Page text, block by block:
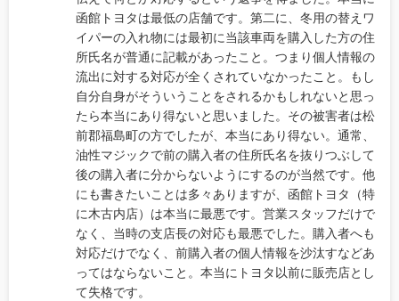
函館トヨタは最低の店舗です。第二に、冬用の替えワ
イパーの入れ物には最初に当該車両を購入した方の住
所氏名が普通に記載があったこと。つまり個人情報の
流出に対する対応が全くされていなかったこと。もし
自分自身がそういうことをされるかもしれないと思っ
たら本当にあり得ないと思いました。その被害者は松
前郡福島町の方でしたが、本当にあり得ない。通常、
油性マジックで前の購入者の住所氏名を抜りつぶして
後の購入者に分からないようにするのが当然です。他
にも書きたいことは多々ありますが、函館トヨタ（特
に木古内店）は本当に最悪です。営業スタッフだけで
なく、当時の支店長の対応も最悪でした。購入者へも
対応だけでなく、前購入者の個人情報を沙汰すなどあ
ってはならないこと。本当にトヨタ以前に販売店とし
て失格です。